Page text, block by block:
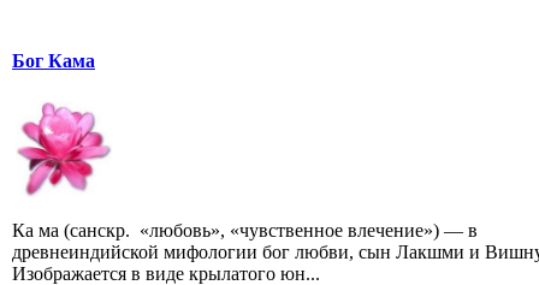
Бог Кама
Ка ма (санскр. «любовь», «чувственное влечение») — в
древнеиндийской мифологии бог любви, сын Лакшми и
Изображается в виде крылатого юн...